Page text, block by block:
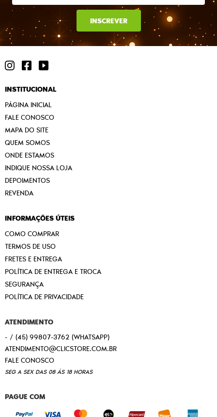
INSCREVER
INSTITUCIONAL
PÁGINA INICIAL
FALE CONOSCO
MAPA DO SITE
QUEM SOMOS
ONDE ESTAMOS
INDIQUE NOSSA LOJA
DEPOIMENTOS
REVENDA
INFORMAÇÕES ÚTEIS
COMO COMPRAR
TERMOS DE USO
FRETES E ENTREGA
POLÍTICA DE ENTREGA E TROCA
SEGURANÇA
POLÍTICA DE PRIVACIDADE
ATENDIMENTO
- (45) 99807-3762 (WHATSAPP)
SEG A SEX DAS 08 ÁS 18 HORAS
ATENDIMENTO@CLICSTORE.COM.BR
PAGUE COM